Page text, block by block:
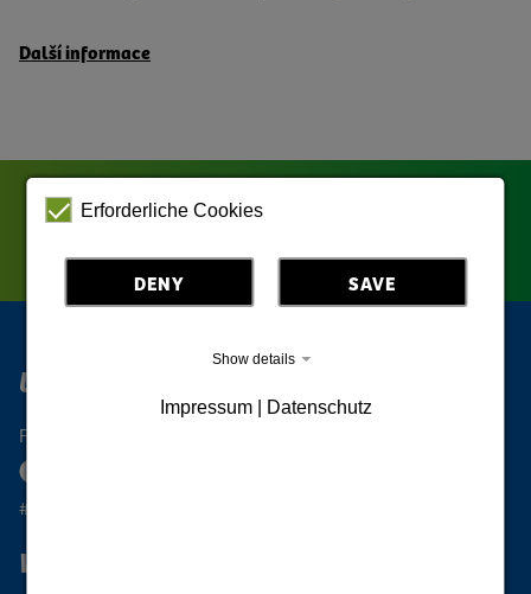
Další informace
Upper Lusatia Digital
Follow the Oberlausitz
#oberlausitzunique
Wanderlust Upper Lusatia
Erforderliche Cookies
DENY SAVE
Show details
Impressum | Datenschutz